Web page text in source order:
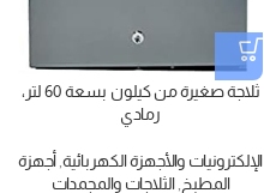
ثلاجة صغيرة من كيلون بسعة 60 لتر،
رمادي
الإلكترونيات والأجهزة الكهربائية,أجهزة
المطبخ,الثلاجات والمجمدات